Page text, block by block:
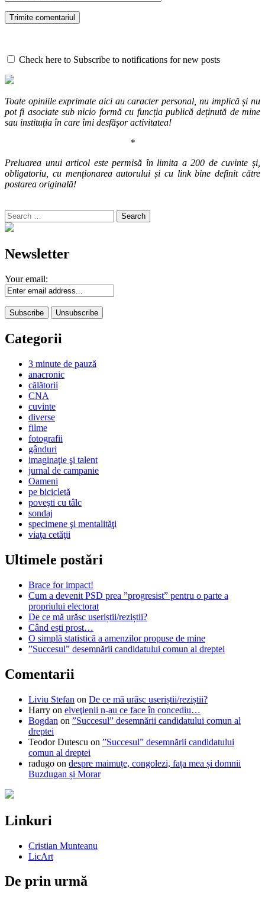
Check here to Subscribe to notifications for new posts
Toate opiniile exprimate aici au caracter personal, nu implică și nu
pot fi asociate sub nicio formă cu funcția publică deținută de mine
sau instituția în care îmi desfășor activitatea!
*
Preluarea unui articol este permisă în limita a 200 de cuvinte și,
obligatoriu, cu menționarea autorului și cu link bine definit către
postarea originală!
Search
for:
Newsletter
Your email:
Categorii
3 minute de pauză
anacronic
călătorii
CNA
cuvinte
diverse
filme
fotografii
gânduri
imaginaţie şi talent
jurnal de campanie
Oameni
pe bicicletă
poveşti cu tâlc
sondaj
specimene şi mentalităţi
viaţa cetăţii
Ultimele postări
Brace for impact!
Cum a devenit PSD prea ”progresist” pentru o parte a
propriului electorat
De ce mă urăsc useriștii/reziștii?
Când ești prost…
O simplă statistică a amenzilor propuse de mine
”Succesul” desemnării candidatului comun al dreptei
Comentarii
Liviu Stefan on De ce mă urăsc useriștii/reziștii?
Harry on elveţienii n-au ce face în concediu…
Bogdan on ”Succesul” desemnării candidatului comun al
dreptei
Teodor Dutescu on ”Succesul” desemnării candidatului
comun al dreptei
radugo on despre maimuțe, congolezi, fața mea și domnii
Buzdugan și Morar
Linkuri
Cristian Munteanu
LicArt
De prin urmă